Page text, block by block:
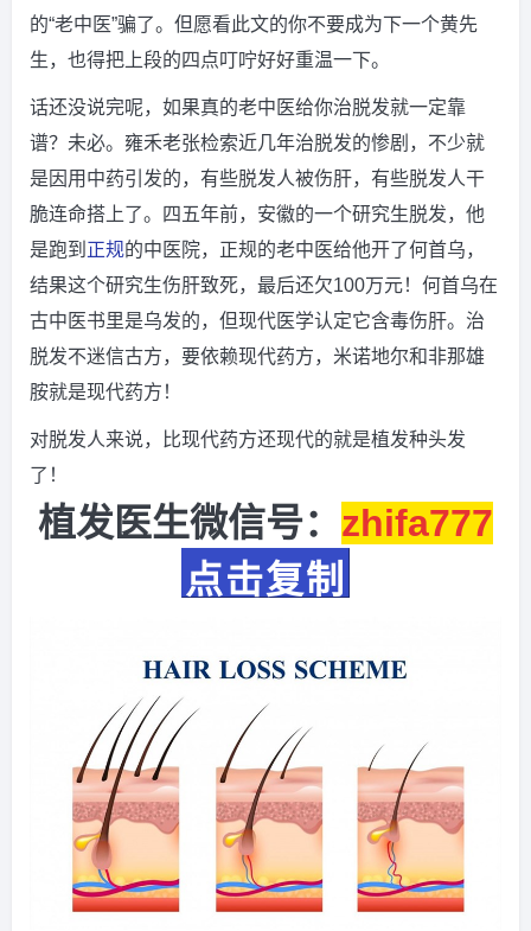
的“老中医”骗了。但愿看此文的你不要成为下一个黄先
生，也得把上段的四点叮咛好好重温一下。
话还没说完呢，如果真的老中医给你治脱发就一定靠
谱？未必。雍禾老张检索近几年治脱发的惨剧，不少就
是因用中药引发的，有些脱发人被伤肝，有些脱发人干
脆连命搭上了。四五年前，安徽的一个研究生脱发，他
是跑到 正规的中医院，正规的老中医给他开了何首乌，
结果这个研究生伤肝致死，最后还欠100万元！何首乌在
古中医书里是乌发的，但现代医学认定它含毒伤肝。治
脱发不迷信古方，要依赖现代药方，米诺地尔和非那雄
胺就是现代药方！
对脱发人来说，比现代药方还现代的就是植发种头发
了！
植发医生微信号： zhifa777
点击复制